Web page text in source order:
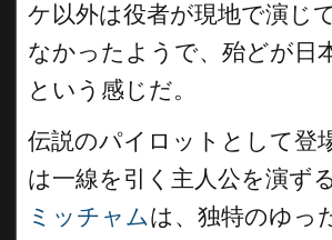
ケ以外は役者が現地で演じ
なかったようで、殆どが日
という感じだ。
伝説のパイロットとして登
は一線を引く主人公を演ず
ミッチャムは、独特のゆっ